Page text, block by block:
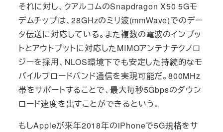
それに対し、クアルコムのSnapdragon X50 5Gモ
デムチップは、28GHzのミリ波(mmWave)でのデー
タ伝送に対応している。また複数の電波のインプッ
トとアウトプットに対応したMIMOアンテナテクノロ
ジーを採用、NLOS環境下でも安定した持続的なモ
バイルブロードバンド通信を実現可能だ。800MHz
帯をサポートすることで、最大毎秒5Gbpsのダウン
ロード速度を出すことができるという。
もしAppleが来年2018年のiPhoneで5G規格をサ